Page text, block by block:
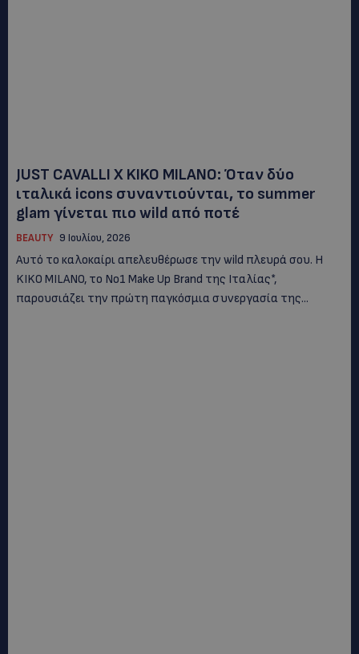
JUST CAVALLI X KIKO MILANO: Όταν δύο
ιταλικά icons συναντιούνται, το summer
glam γίνεται πιο wild από ποτέ
BEAUTY 9 Ιουλίου, 2026
Αυτό το καλοκαίρι απελευθέρωσε την wild πλευρά σου. Η
KIKO MILANO, το Νο1 Make Up Brand της Ιταλίας*,
παρουσιάζει την πρώτη παγκόσμια συνεργασία της...